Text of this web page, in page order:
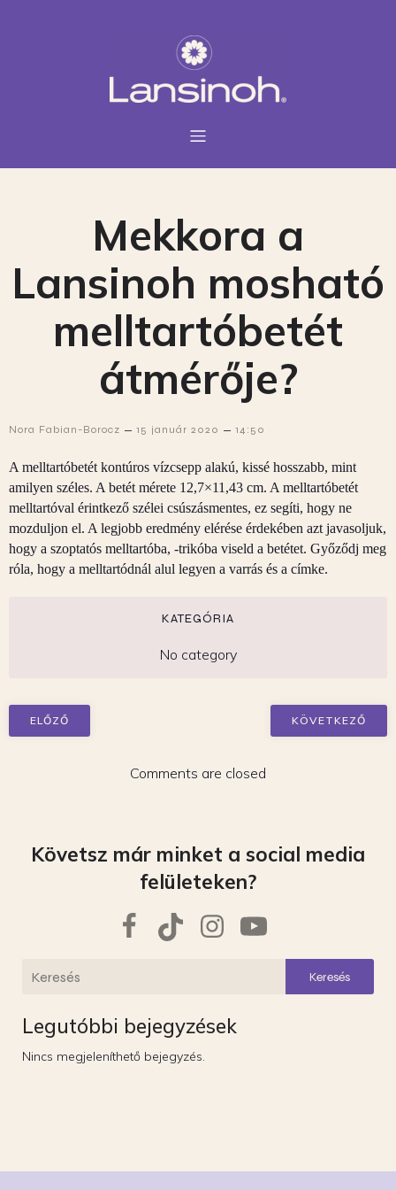
Mekkora a
Lansinoh mosható
melltartóbetét
átmérője?
Nora Fabian-Borocz – 15 január 2020 – 14:50
A melltartóbetét kontúros vízcsepp alakú, kissé hosszabb, mint
amilyen széles. A betét mérete 12,7×11,43 cm. A melltartóbetét
melltartóval érintkező szélei csúszásmentes, ez segíti, hogy ne
mozduljon el. A legjobb eredmény elérése érdekében azt javasoljuk,
hogy a szoptatós melltartóba, -trikóba viseld a betétet. Győződj meg
róla, hogy a melltartódnál alul legyen a varrás és a címke.
KATEGÓRIA
No category
ELŐZŐ KÖVETKEZŐ
Comments are closed
Követsz már minket a social media
felületeken?
Keresés
Legutóbbi bejegyzések
Nincs megjeleníthető bejegyzés.